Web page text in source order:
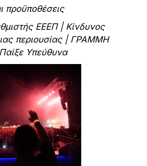
προϋποθέσεις
ΕΕΕΠ | Κίνδυνος
περιουσίας | ΓΡΑΜΜΗ
Υπεύθυνα